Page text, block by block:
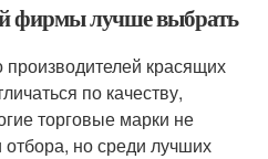
фирмы лучше выбрать
красящих
по качеству,
торговые марки не
но среди лучших